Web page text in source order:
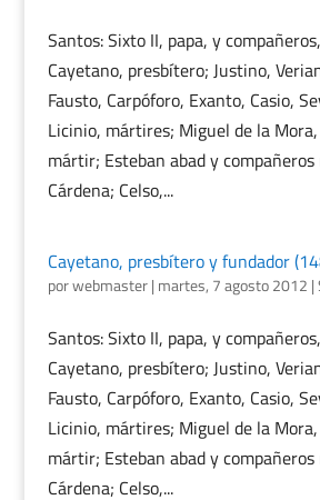
Santos: Sixto II, papa, y
Cayetano, presbítero; Justino,
Fausto, Carpóforo, Exanto, Casio,
Licinio, mártires; Miguel de la
mártir; Esteban abad y
Cárdena; Celso,...
Cayetano, presbítero y fundador
porwebmaster| martes, 7 agosto 2012 |
Santos: Sixto II, papa, y
Cayetano, presbítero; Justino,
Fausto, Carpóforo, Exanto, Casio,
Licinio, mártires; Miguel de la
mártir; Esteban abad y
Cárdena; Celso,...